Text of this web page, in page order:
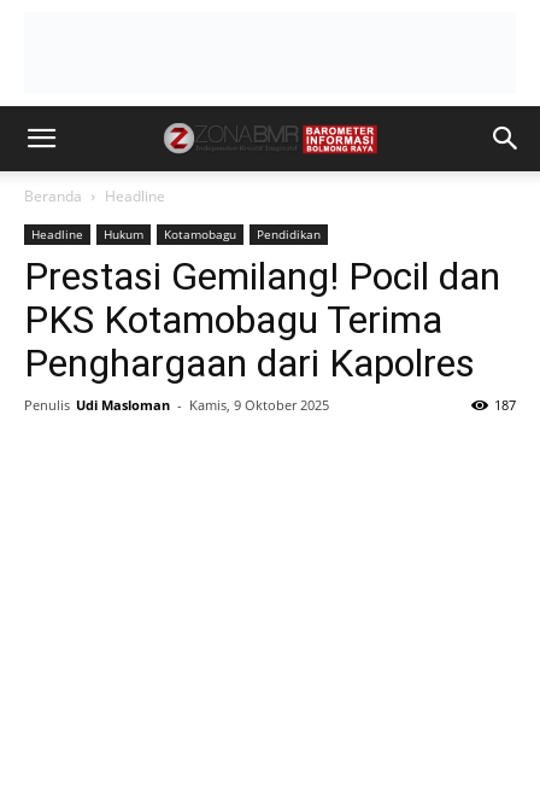
Beranda Headline
Headline Hukum Kotamobagu Pendidikan
Prestasi Gemilang! Pocil dan
PKS Kotamobagu Terima
Penghargaan dari Kapolres
Penulis Udi Masloman - Kamis, 9 Oktober 2025 187